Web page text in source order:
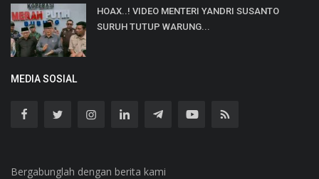
HOAX..! VIDEO MENTERI YANDRI SUSANTO
SURUH TUTUP WARUNG...
MEDIA SOSIAL
Bergabunglah dengan berita kami